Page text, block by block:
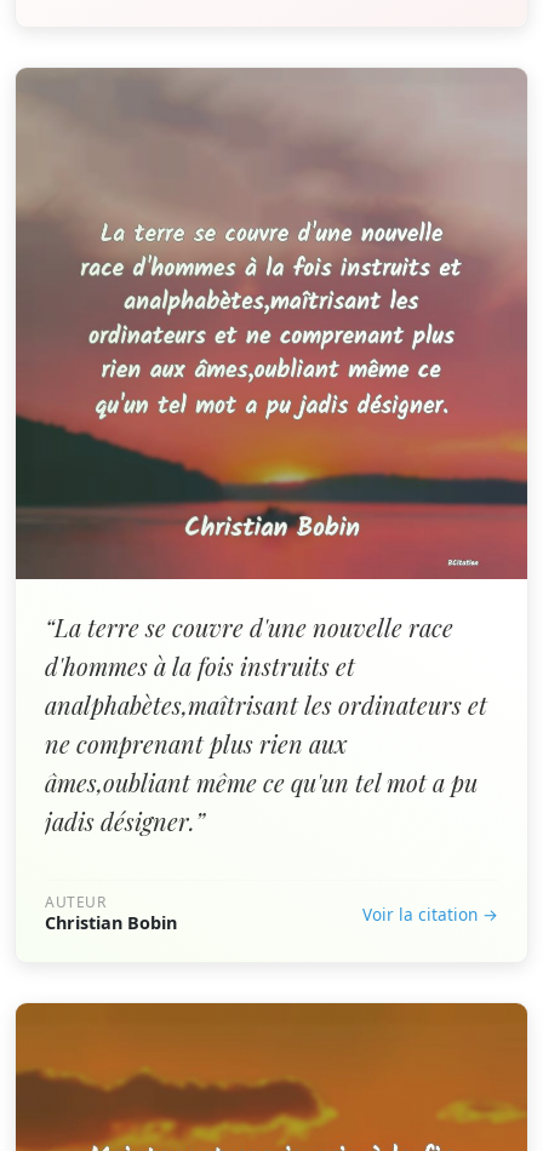
“La terre se couvre d'une nouvelle race
d'hommes à la fois instruits et
analphabètes,maîtrisant les ordinateurs et
ne comprenant plus rien aux
âmes,oubliant même ce qu'un tel mot a pu
jadis désigner.”
AUTEUR
Christian Bobin Voir la citation →